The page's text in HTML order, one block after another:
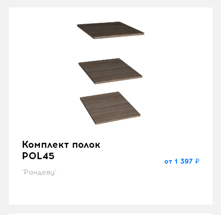
Комплект полок
POL45
"Рандеву"
от 1 397 ₽